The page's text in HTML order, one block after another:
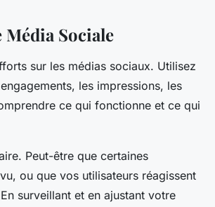
Sociale
sur les médias sociaux. Utilisez
les impressions, les
ce qui fonctionne et ce qui
Peut-être que certaines
ou que vos utilisateurs réagissent
surveillant et en ajustant votre